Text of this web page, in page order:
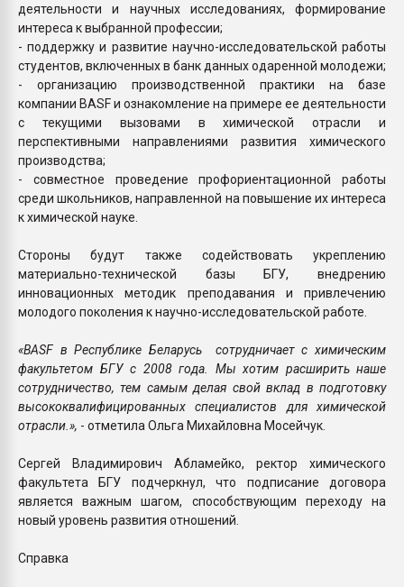
деятельности и научных исследованиях, формирование
интереса к выбранной профессии;
- поддержку и развитие научно-исследовательской работы
студентов, включенных в банк данных одаренной молодежи;
- организацию производственной практики на базе
компании BASF и ознакомление на примере ее деятельности
с текущими вызовами в химической отрасли и
перспективными направлениями развития химического
производства;
- совместное проведение профориентационной работы
среди школьников, направленной на повышение их интереса
к химической науке.
Стороны будут также содействовать укреплению
материально-технической базы БГУ, внедрению
инновационных методик преподавания и привлечению
молодого поколения к научно-исследовательской работе.
«BASF в Республике Беларусь сотрудничает с химическим
факультетом БГУ с 2008 года. Мы хотим расширить наше
сотрудничество, тем самым делая свой вклад в подготовку
высококвалифицированных специалистов для химической
отрасли.», - отметила Ольга Михайловна Мосейчук.
Сергей Владимирович Абламейко, ректор химического
факультета БГУ подчеркнул, что подписание договора
является важным шагом, способствующим переходу на
новый уровень развития отношений.
Справка